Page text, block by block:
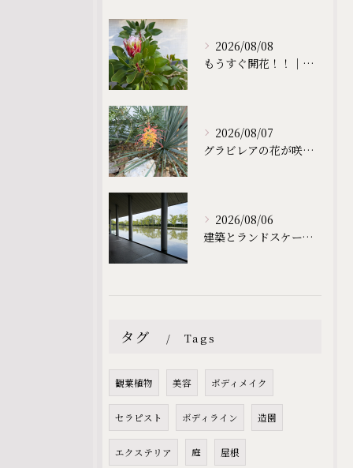
2026/08/08
もうすぐ開花！！｜プロティア「リトル プリンス」が彩る庭｜滋賀の外構・庭づくりなら庭一設計企画｜滋賀｜外構｜エクステリア｜ガーデン｜庭一設計企画｜niwaichi
2026/08/07
グラビレアの花が咲きました｜和の庭にも生えるオーストラリア植物｜滋賀の外構・庭づくりなら庭一設計企画｜滋賀｜外構｜エクステリア｜ガーデン｜庭一設計企画｜niwaichi
2026/08/06
建築とランドスケープから学ぶ、心地よい庭づくり｜佐川美術館を訪れて｜滋賀の外構・庭づくりなら庭一設計企画｜滋賀｜外構｜エクステリア｜ガーデン｜庭一設計企画｜niwaichi
タグ Tags
観葉植物 美容 ボディメイク
セラピスト ボディライン 造園
エクステリア 庭 屋根